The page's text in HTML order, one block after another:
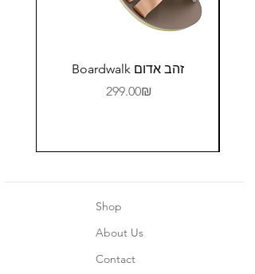
Boardwalk זהב אדום
Price
‏299.00 ‏₪
Shop
About Us
Contact